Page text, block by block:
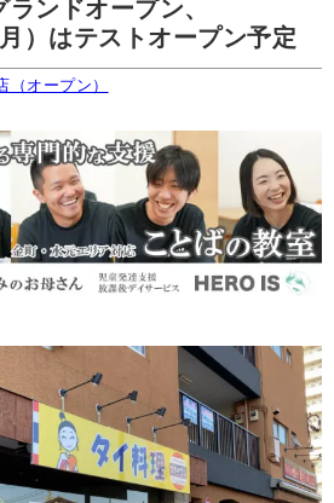
ンドオープン、
）はテストオープン予定
（オープン）